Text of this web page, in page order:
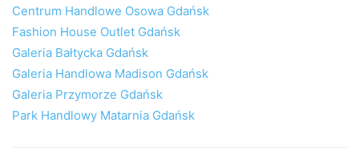
Centrum Handlowe Osowa Gdańsk
Fashion House Outlet Gdańsk
Galeria Bałtycka Gdańsk
Galeria Handlowa Madison Gdańsk
Galeria Przymorze Gdańsk
Park Handlowy Matarnia Gdańsk